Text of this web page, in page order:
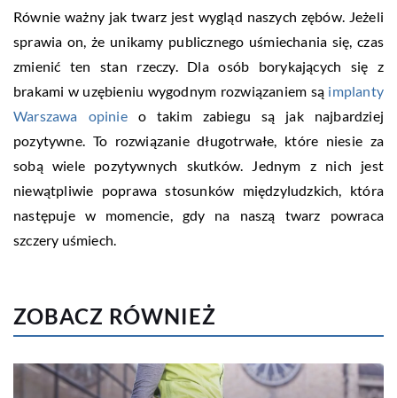
Równie ważny jak twarz jest wygląd naszych zębów. Jeżeli
sprawia on, że unikamy publicznego uśmiechania się, czas
zmienić ten stan rzeczy. Dla osób borykających się z
brakami w uzębieniu wygodnym rozwiązaniem są implanty
Warszawa opinieo takim zabiegu są jak najbardziej
pozytywne. To rozwiązanie długotrwałe, które niesie za
sobą wiele pozytywnych skutków. Jednym z nich jest
niewątpliwie poprawa stosunków międzyludzkich, która
następuje w momencie, gdy na naszą twarz powraca
szczery uśmiech.
ZOBACZ RÓWNIEŻ